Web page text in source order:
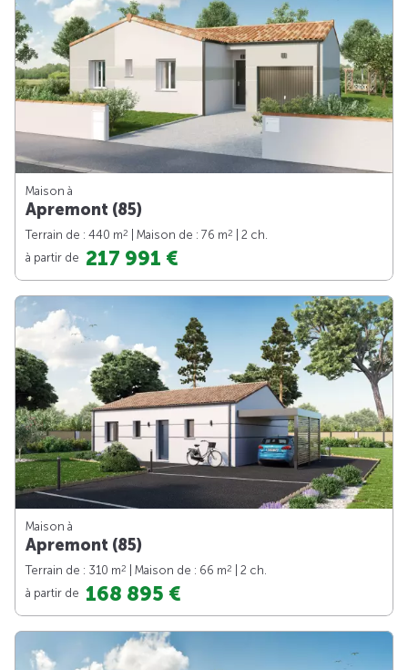
Maison à
Apremont (85)
Terrain de : 440 m2 | Maison de : 76 m2
| 2 ch.
à partir de 217 991 €
Maison à
Apremont (85)
Terrain de : 310 m2 | Maison de : 66 m2
| 2 ch.
à partir de 168 895 €